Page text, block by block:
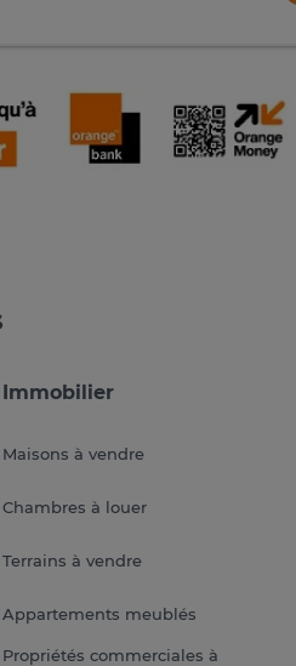
Immobilier
Maisons à vendre
Chambres à louer
Terrains à vendre
Appartements meublés
Propriétés commerciales à